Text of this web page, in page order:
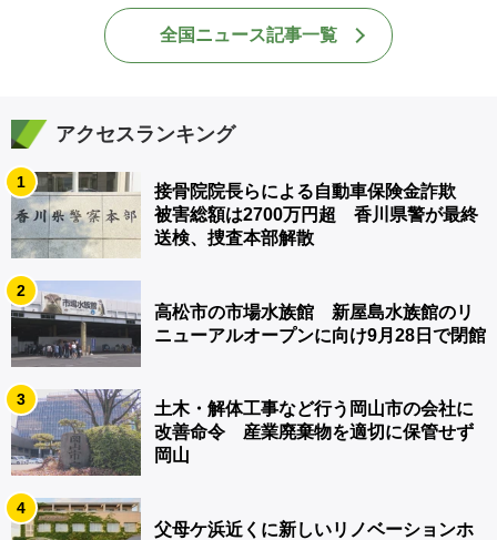
全国ニュース記事一覧
アクセスランキング
1
接骨院院長らによる自動車保険金詐欺
被害総額は2700万円超 香川県警が最終
送検、捜査本部解散
2
高松市の市場水族館 新屋島水族館のリ
ニューアルオープンに向け9月28日で閉館
3
土木・解体工事など行う岡山市の会社に
改善命令 産業廃棄物を適切に保管せず
岡山
4
父母ケ浜近くに新しいリノベーションホ